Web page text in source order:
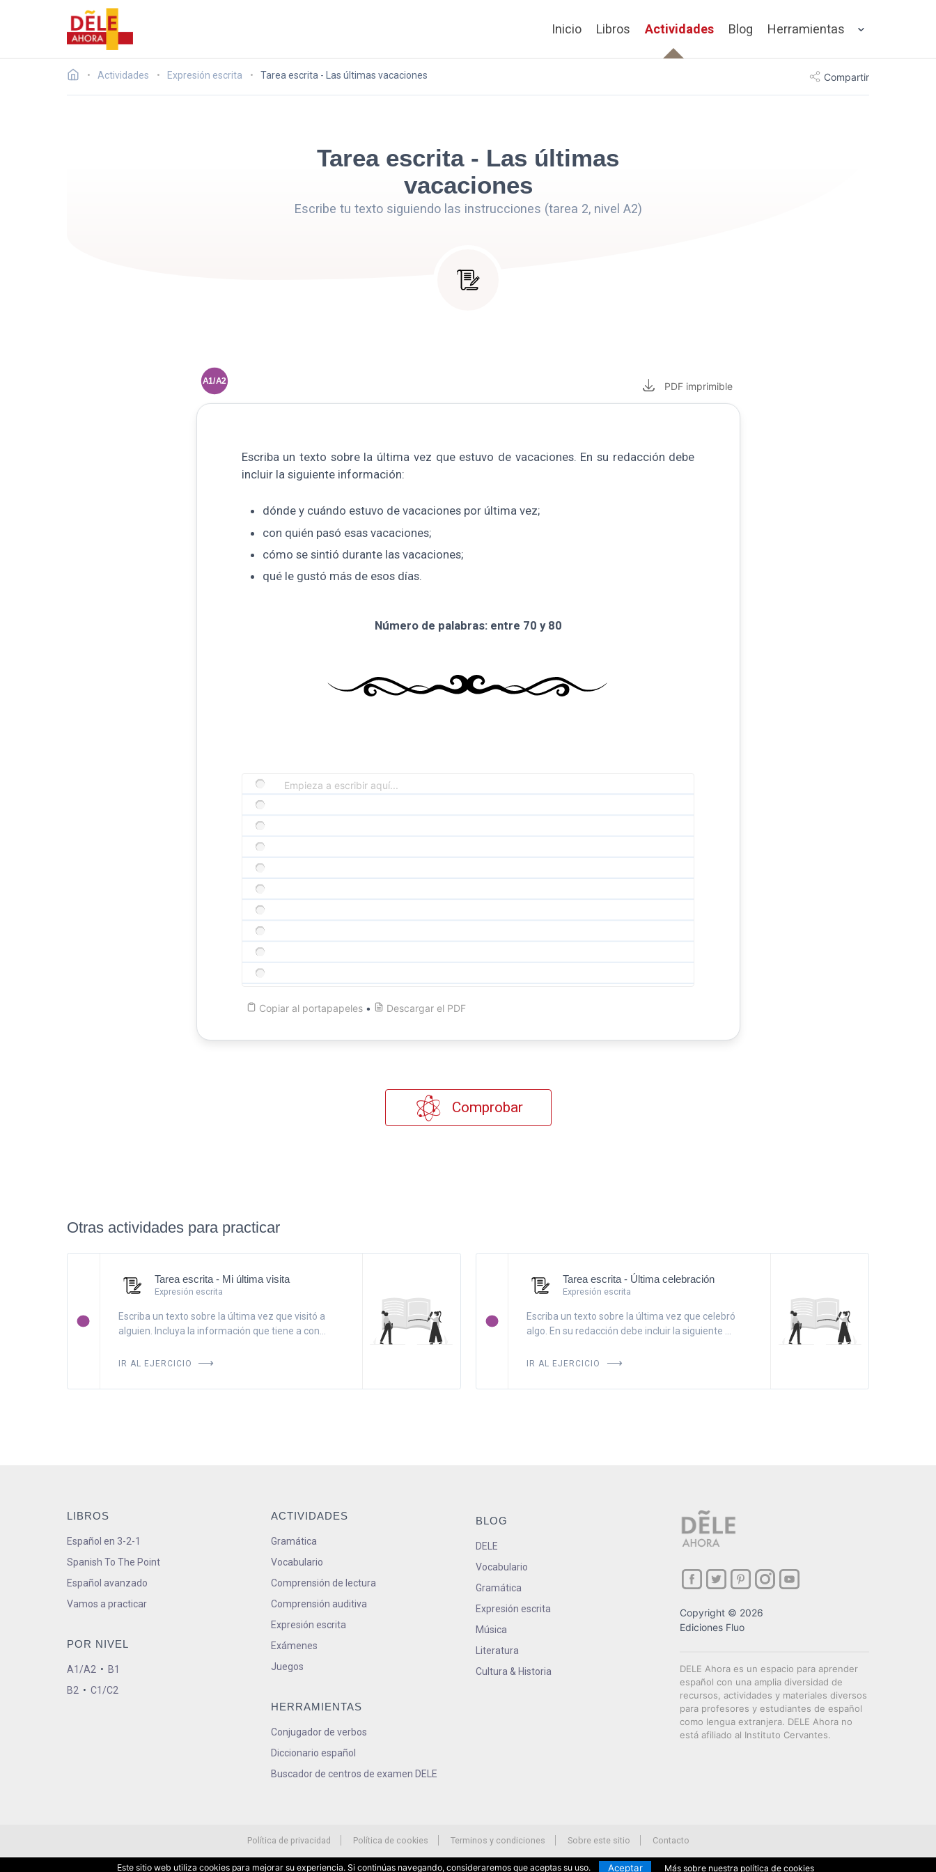
Inicio Libros Actividades Blog Herramientas
Actividades Expresión escrita Tarea escrita - Las últimas vacaciones Compartir
Tarea escrita - Las últimas
vacaciones
Escribe tu texto siguiendo las instrucciones (tarea 2, nivel A2)
A1/A2 PDFimprimible
Escriba un texto sobre la última vez que estuvo de vacaciones. En su redacción debe
incluir la siguiente información:
dónde y cuándo estuvo de vacaciones por última vez;
con quién pasó esas vacaciones;
cómo se sintió durante las vacaciones;
qué le gustó más de esos días.
Número de palabras: entre 70 y 80
Copiaral portapapeles• Descargar el PDF
Comprobar
Otras actividades para practicar
Tarea escrita - Mi última visita
Expresión escrita
Escriba un texto sobre la última vez que visitó a
alguien. Incluya la información que tiene a con...
IR AL EJERCICIO
Tarea escrita - Última celebración
Expresión escrita
Escriba un texto sobre la última vez que celebró
algo. En su redacción debe incluir la siguiente ...
IR AL EJERCICIO
LIBROS
Español en 3-2-1
Spanish To The Point
Español avanzado
Vamos a practicar
POR NIVEL
A1/A2 • B1
B2 • C1/C2
ACTIVIDADES
Gramática
Vocabulario
Comprensión de lectura
Comprensión auditiva
Expresión escrita
Exámenes
Juegos
HERRAMIENTAS
Conjugador de verbos
Diccionario español
Buscador de centros de examen DELE
BLOG
DELE
Vocabulario
Gramática
Expresión escrita
Música
Literatura
Cultura & Historia
Copyright © 2026
Ediciones Fluo
DELE Ahora es un espacio para aprender
español con una amplia diversidad de
recursos, actividades y materiales diversos
para profesores y estudiantes de español
como lengua extranjera. DELE Ahora no
está afiliado al Instituto Cervantes.
Política de privacidad Política de cookies Terminos y condiciones Sobre este sitio Contacto
Este sitio web utiliza cookies para mejorar su experiencia. Si continúas navegando, consideraremos que aceptas su uso. Aceptar Más sobre nuestra política de cookies